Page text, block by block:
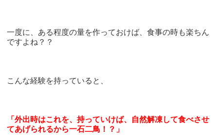
一度に、ある程度の量を作っておけば、食事の時も楽ちん
ですよね？？
こんな経験を持っていると、
「外出時はこれを、持っていけば、自然解凍して食べさせ
てあげられるから一石二鳥！？」